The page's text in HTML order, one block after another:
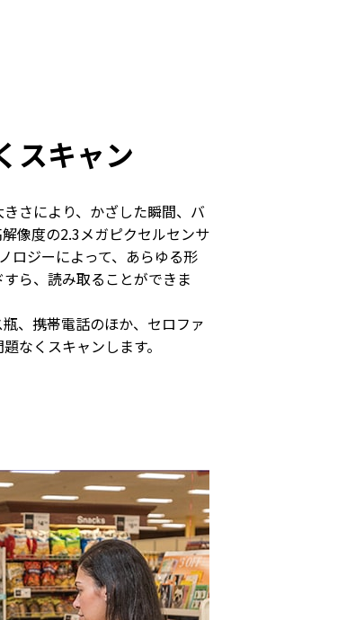
スキャン
さにより、かざした瞬間、バ
像度の2.3メガピクセルセンサ
ロジーによって、あらゆる形
ら、読み取ることができま
、携帯電話のほか、セロファ
なくスキャンします。